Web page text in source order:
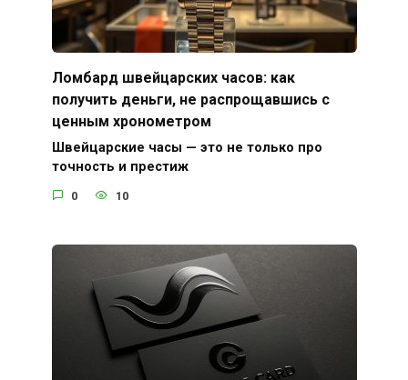
Ломбард швейцарских часов: как
получить деньги, не распрощавшись с
ценным хронометром
Швейцарские часы — это не только про
точность и престиж
0 10